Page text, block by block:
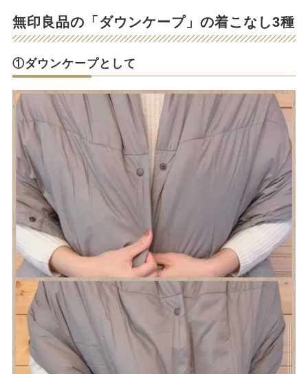
無印良品の「ダウンケープ」の着こなし3種
①ダウンケープとして